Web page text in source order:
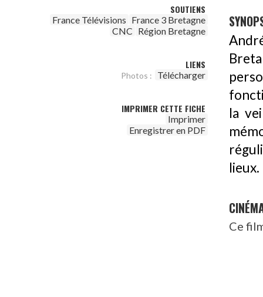
SOUTIENS
France Télévisions France 3 Bretagne
CNC Région Bretagne
LIENS
Photos : Télécharger
IMPRIMER CETTE FICHE
Imprimer
Enregistrer en PDF
la
Ce